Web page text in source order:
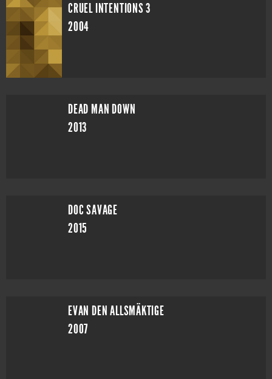
CRUEL INTENTIONS 3
2004
DEAD MAN DOWN
2013
DOC SAVAGE
2015
EVAN DEN ALLSMÄKTIGE
2007